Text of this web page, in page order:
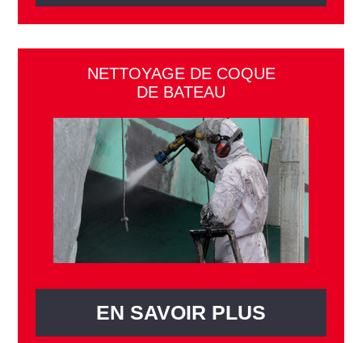
NETTOYAGE DE COQUE
DE BATEAU
EN SAVOIR PLUS